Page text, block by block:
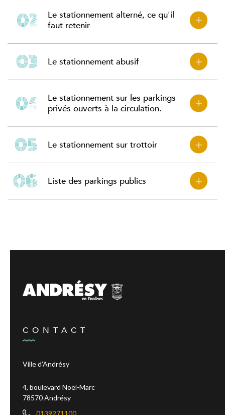
Le stationnement alterné, ce qu'il
faut retenir
Le stationnement abusif
Le stationnement sur les parkings
privés ouverts à la circulation.
Le stationnement sur trottoir
Liste des parkings publics
CONTACT
Ville d’Andrésy
4, boulevard Noël-Marc
78570 Andrésy
0139271100